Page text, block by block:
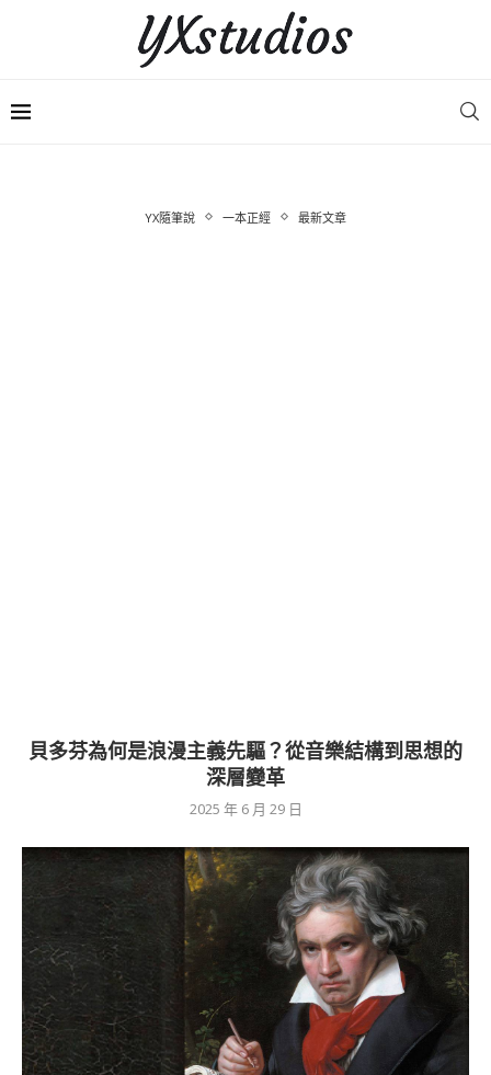
YX隨筆說 一本正經 最新文章
貝多芬為何是浪漫主義先驅？從音樂結構到思想的
深層變革
2025 年 6 月 29 日